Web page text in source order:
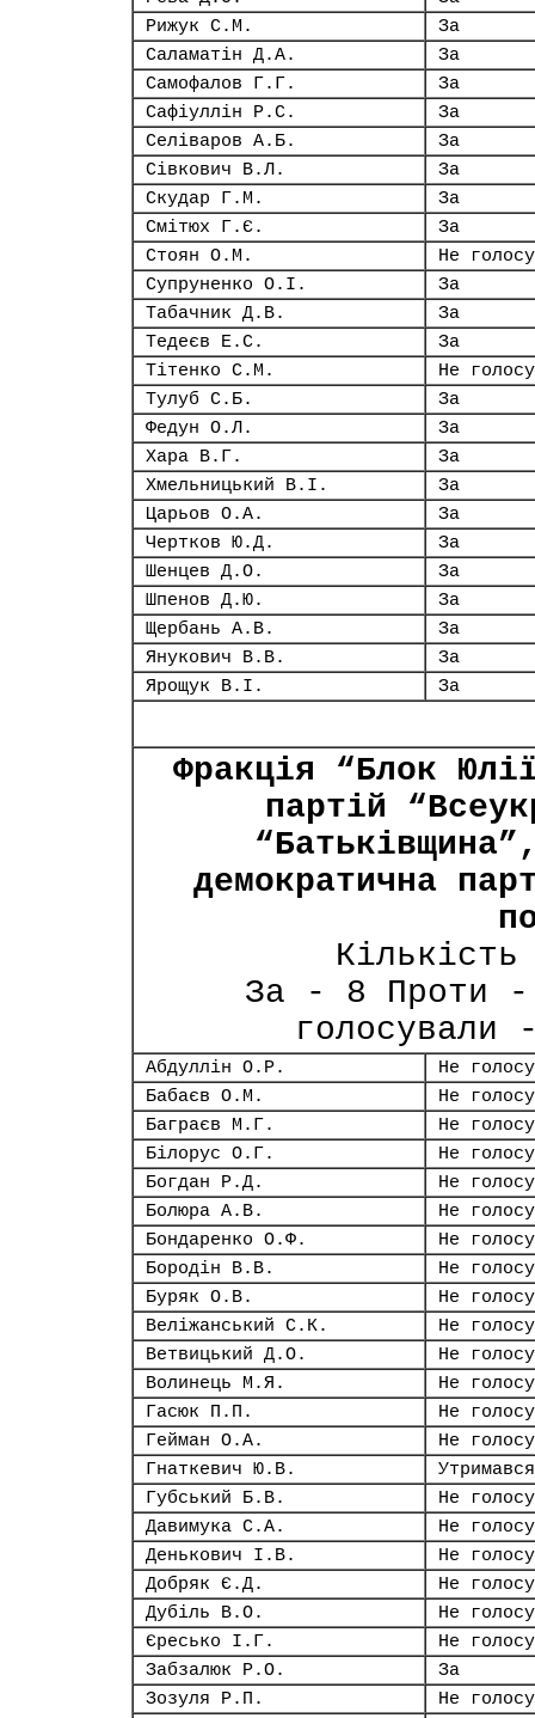
Рижук С.М.
За
Саламатін Д.А.
За
Самофалов Г.Г.
За
Сафіуллін Р.С.
За
Селіваров А.Б.
За
Сівкович В.Л.
За
Скудар Г.М.
За
Смітюх Г.Є.
За
Стоян О.М.
Не
Супруненко О.І.
За
Табачник Д.В.
За
Тедеєв Е.С.
За
Тітенко С.М.
Не
Тулуб С.Б.
За
Федун О.Л.
За
Хара В.Г.
За
Хмельницький В.І.
За
Царьов О.А.
За
Чертков Ю.Д.
За
Шенцев Д.О.
За
Шпенов Д.Ю.
За
Щербань А.В.
За
Янукович В.В.
За
Ярощук В.І.
За
Фракція “Блок
партій
демократична
За - 8 Проти -
Абдуллін О.Р.
Не
Бабаєв О.М.
Не
Баграєв М.Г.
Не
Білорус О.Г.
Не
Богдан Р.Д.
Не
Болюра А.В.
Не
Бондаренко О.Ф.
Не
Бородін В.В.
Не
Буряк О.В.
Не
Веліжанський С.К.
Не
Ветвицький Д.О.
Не
Волинець М.Я.
Не
Гасюк П.П.
Не
Гейман О.А.
Не
Гнаткевич Ю.В.
Утримався
Губський Б.В.
Не
Давимука С.А.
Не
Денькович І.В.
Не
Добряк Є.Д.
Не
Дубіль В.О.
Не
Єресько І.Г.
Не
Забзалюк Р.О.
За
Зозуля Р.П.
Не